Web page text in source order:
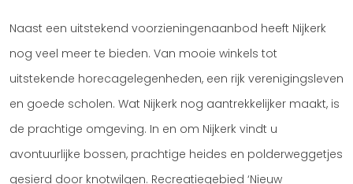
Naast een uitstekend voorzieningenaanbod heeft Nijkerk
nog veel meer te bieden. Van mooie winkels tot
uitstekende horecagelegenheden, een rijk verenigingsleven
en goede scholen. Wat Nijkerk nog aantrekkelijker maakt, is
de prachtige omgeving. In en om Nijkerk vindt u
avontuurlijke bossen, prachtige heides en polderweggetjes
gesierd door knotwilgen. Recreatiegebied ‘Nieuw